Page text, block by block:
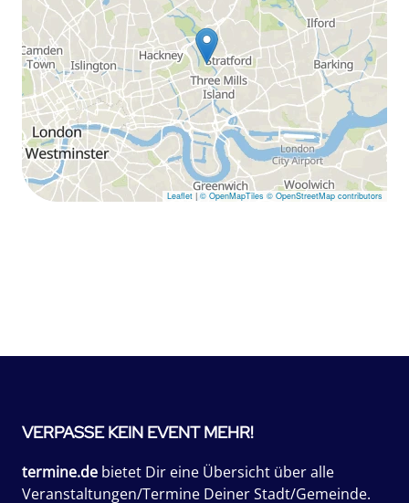
Leaflet | © OpenMapTiles © OpenStreetMap contributors
VERPASSE KEIN EVENT MEHR!
termine.de bietet Dir eine Übersicht über alle
Veranstaltungen/Termine Deiner Stadt/Gemeinde.